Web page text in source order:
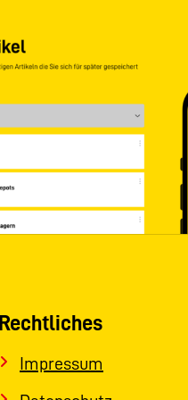
Rechtliches
Impressum